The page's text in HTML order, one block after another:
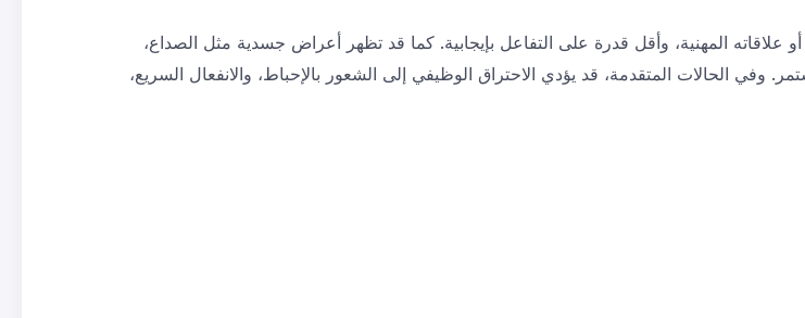
علاقاته المهنية، وأقل قدرة على التفاعل بإيجابية. كما قد تظهر أعراض جسدية مثل الصداع،
الحالات المتقدمة، قد يؤدي الاحتراق الوظيفي إلى الشعور بالإحباط، والانفعال السريع،